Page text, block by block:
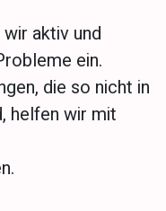
aktiv und
ein.
die so nicht in
helfen wir mit